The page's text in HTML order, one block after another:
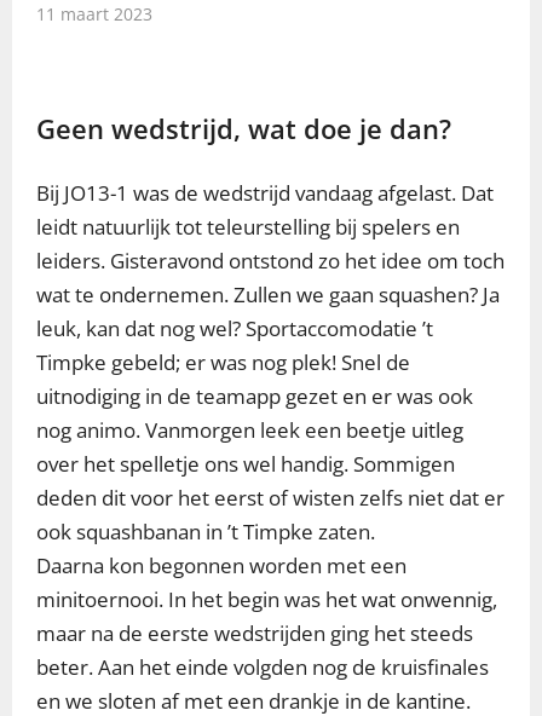
11 maart 2023
Geen wedstrijd, wat doe je dan?
Bij JO13-1 was de wedstrijd vandaag afgelast. Dat
leidt natuurlijk tot teleurstelling bij spelers en
leiders. Gisteravond ontstond zo het idee om toch
wat te ondernemen. Zullen we gaan squashen? Ja
leuk, kan dat nog wel? Sportaccomodatie ’t
Timpke gebeld; er was nog plek! Snel de
uitnodiging in de teamapp gezet en er was ook
nog animo. Vanmorgen leek een beetje uitleg
over het spelletje ons wel handig. Sommigen
deden dit voor het eerst of wisten zelfs niet dat er
ook squashbanan in ’t Timpke zaten.
Daarna kon begonnen worden met een
minitoernooi. In het begin was het wat onwennig,
maar na de eerste wedstrijden ging het steeds
beter. Aan het einde volgden nog de kruisfinales
en we sloten af met een drankje in de kantine.